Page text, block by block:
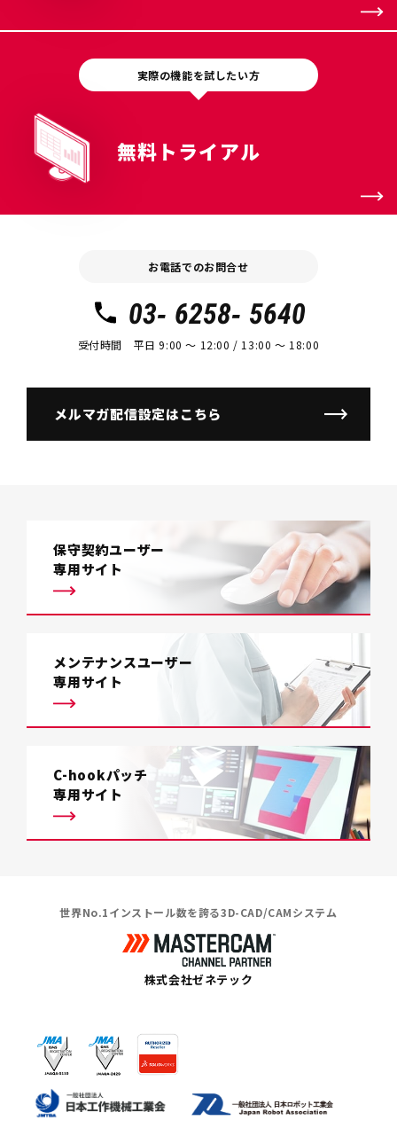
実際の機能を試したい方
無料トライアル
お電話でのお問合せ
03- 6258- 5640
受付時間 平日 9:00 〜 12:00 / 13:00 〜 18:00
メルマガ配信設定はこちら
保守契約ユーザー
専用サイト
メンテナンスユーザー
専用サイト
C-hookパッチ
専用サイト
世界No.1インストール数を誇る3D-CAD/CAMシステム
株式会社ゼネテック